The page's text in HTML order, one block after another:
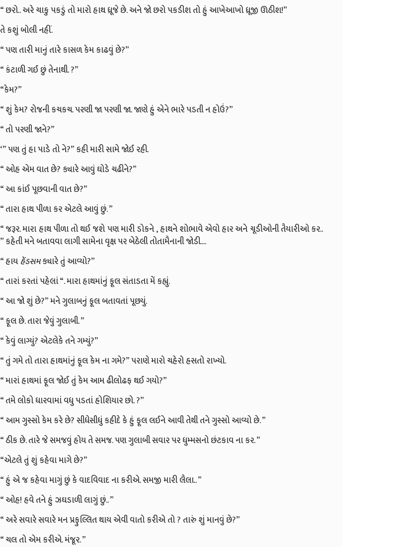
“ છરો.. અરે ચાકુ પકડું તો મારો હાથ ધ્રૂજે છે. અને જો છરો પકડીશ તો હું આખેઆખો ધ્રૂજી ઊઠીશ!”
તે કશું બોલી નહીં.
“ પણ તારી માનું તારે કાસળ કેમ કાઢવું છે?”
“ કંટાળી ગઈ છું તેનાથી. ?”
“કેમ?”
“ શું કેમ? રોજની કચકચ. પરણી જા પરણી જા. જાણે હું એને ભારે પડતી ન હોઉં?”
“ તો પરણી જાને?”
‘” પણ તું હા પાડે તો ને?” કહી મારી સામે જોઈ રહી.
“ ઓહ એમ વાત છે? ક્યારે આવું ઘોડે ચઢીને?”
“ આ કાંઈ પૂછવાની વાત છે?”
“ તારા હાથ પીળા કર એટલે આવું છું. ”
“ જરૂર. મારા હાથ પીળા તો થઈ જશે પણ મારી ડોકને , હાથને શોભાવે એવો હાર અને ચૂડીઓની તૈયારીઓ કર..
” કહેતી મને બતાવવા લાગી સામેના વૃક્ષ પર બેઠેલી તોતામૈનાની જોડી....
“ હાયહેંડસમક્યારે તું આવ્યો?”
“ તારાં કરતાં પહેલાં “. મારા હાથમાંનું ફૂલ સંતાડતા મેં કહ્યું.
“ આ જો શું છે?” મને ગુલાબનું ફૂલ બતાવતાં પૂછયું.
“ ફૂલ છે. તારા જેવું ગુલાબી. ”
“ કેવું લાગ્યું? એટલેકે તને ગમ્યું?”
“ તું ગમે તો તારા હાથમાંનું ફૂલ કેમ ના ગમે?” પરાણે મારો ચહેરો હસતો રાખ્યો.
“ મારાં હાથમાં ફૂલ જોઈ તું કેમ આમ ઢીલોઢફ થઈ ગયો?”
“ તમે લોકો ધારવામાં વધુ પડતાં હોશિયાર છો. ?”
“ આમ ગુસ્સો કેમ કરે છે? સીધેસીધું કહીદે કે હું ફૂલ લઈને આવી તેથી તને ગુસ્સો આવ્યો છે. ”
“ ઠીક છે. તારે જે સમજવું હોય તે સમજ. પણ ગુલાબી સવાર પર ધુમ્મસનો છંટકાવ ના કર. ”
“એટલે તું શું કહેવા માગે છે?”
“ હું એ જ કહેવા માગું છું કે વાદવિવાદ ના કરીએ. સમજી મારી લૈલા.. ”
“ ઓહ! હવે તને હું ઝઘડાળી લાગું છું.. ”
“ અરે સવારે સવારે મન પ્રફુલ્લિત થાય એવી વાતો કરીએ તો ? તારું શું માનવું છે?”
“ ચલ તો એમ કરીએ. મંજૂર. ”